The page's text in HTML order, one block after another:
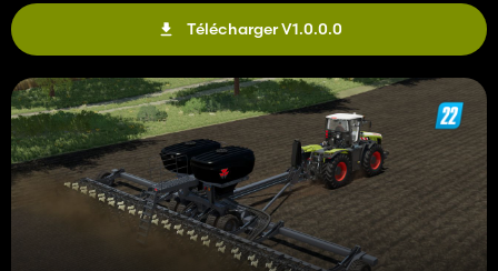
Télécharger V1.0.0.0